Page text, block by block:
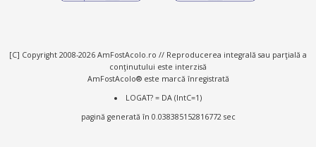
[C] Copyright 2008-2026 AmFostAcolo.ro // Reproducerea integrală sau parţială a
conţinutului este interzisă
AmFostAcolo® este marcă înregistrată
LOGAT? = DA (IntC=1)
pagină generată în 0.038385152816772 sec